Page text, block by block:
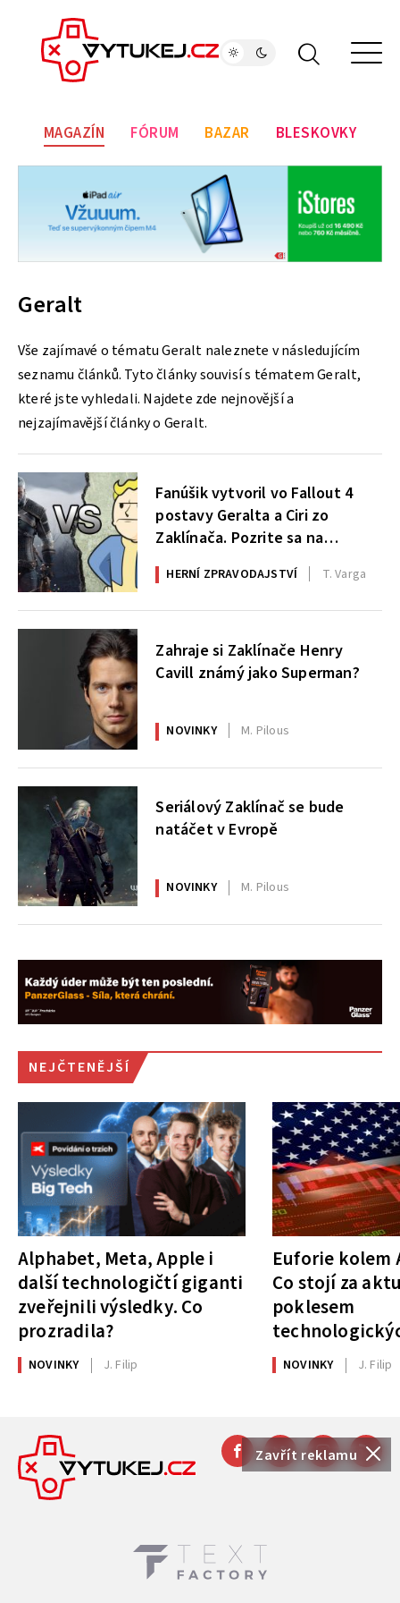
Zavřít reklamu
MAGAZÍN FÓRUM BAZAR BLESKOVKY
Geralt
Vše zajímavé o tématu Geralt naleznete v následujícím
seznamu článků. Tyto články souvisí s tématem Geralt,
které jste vyhledali. Najdete zde nejnovější a
nejzajímavější články o Geralt.
Fanúšik vytvoril vo Fallout 4
postavy Geralta a Ciri zo
Zaklínača. Pozrite sa na
výsledok
HERNÍ ZPRAVODAJSTVÍ T. Varga
Zahraje si Zaklínače Henry
Cavill známý jako Superman?
NOVINKY M. Pilous
Seriálový Zaklínač se bude
natáčet v Evropě
NOVINKY M. Pilous
NEJČTENĚJŠÍ
Alphabet, Meta, Apple i
další technologičtí giganti
zveřejnili výsledky. Co
prozradila?
NOVINKY J. Filip
Euforie kolem
Co stojí za
poklesem
NOVINKY J. Filip